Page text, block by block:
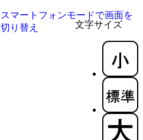
文字サイズ
スマートフォンモードで画面を
切り替え